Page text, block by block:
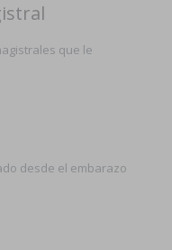
que le
desde el embarazo